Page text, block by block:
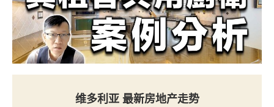
维多利亚 最新房地产走势